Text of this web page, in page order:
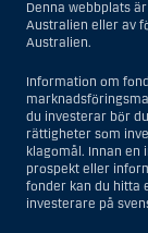
Denna webbplats
Australien eller av
Australien.
Information om
du investerar bör
rättigheter som
klagomål. Innan en
prospekt eller
fonder kan du hitta
investerare på